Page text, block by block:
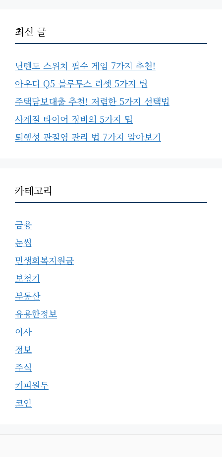
최신 글
닌텐도 스위치 필수 게임 7가지 추천!
아우디 Q5 블루투스 리셋 5가지 팁
주택담보대출 추천! 저렴한 5가지 선택법
사계절 타이어 정비의 5가지 팁
퇴행성 관절염 관리 법 7가지 알아보기
카테고리
금융
눈썹
민생회복지원금
보청기
부동산
유용한정보
이사
정보
주식
커피원두
코인